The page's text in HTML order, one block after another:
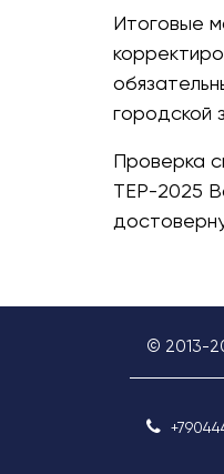
Итоговые
городской
Проверка
ТЕР-2025
© 2013-